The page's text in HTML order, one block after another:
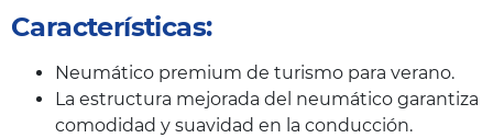
Características:
Neumático premium de turismo para verano.
La estructura mejorada del neumático garantiza
comodidad y suavidad en la conducción.